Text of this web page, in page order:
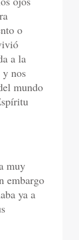
o
a la
y nos
mundo
muy
embargo
ya a